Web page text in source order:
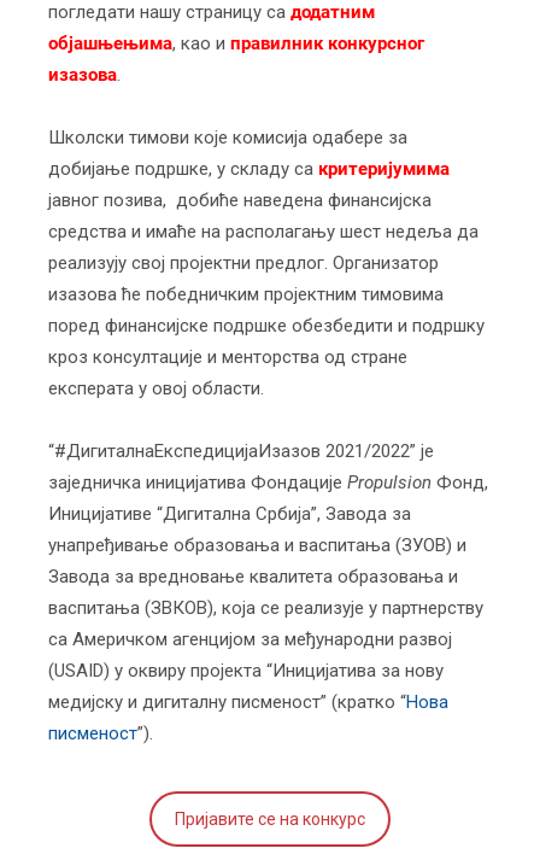
погледати нашу страницу са додатним
објашњењима, као и правилник конкурсног
изазова.
Школски тимови које комисија одабере за
добијање подршке, у складу са критеријумима
јавног позива, добиће наведена финансијска
средства и имаће на располагању шест недеља да
реализују свој пројектни предлог. Организатор
изазова ће победничким пројектним тимовима
поред финансијске подршке обезбедити и подршку
кроз консултације и менторства од стране
експерата у овој области.
“#ДигиталнаЕкспедицијаИзазов 2021/2022” је
заједничка иницијатива Фондације Propulsion Фонд,
Иницијативе “Дигитална Србија”, Завода за
унапређивање образовања и васпитања (ЗУОВ) и
Завода за вредновање квалитета образовања и
васпитања (ЗВКОВ), која се реализује у партнерству
са Америчком агенцијом за међународни развој
(USAID) у оквиру пројекта “Иницијатива за нову
медијску и дигиталну писменост” (кратко “Нова
писменост”).
Пријавите се на конкурс